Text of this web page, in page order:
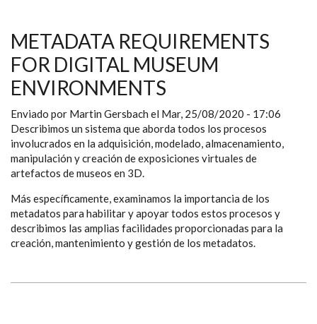
METADATA REQUIREMENTS
FOR DIGITAL MUSEUM
ENVIRONMENTS
Enviado por Martin Gersbach el Mar, 25/08/2020 - 17:06
Describimos un sistema que aborda todos los procesos
involucrados en la adquisición, modelado, almacenamiento,
manipulación y creación de exposiciones virtuales de
artefactos de museos en 3D.
Más específicamente, examinamos la importancia de los
metadatos para habilitar y apoyar todos estos procesos y
describimos las amplias facilidades proporcionadas para la
creación, mantenimiento y gestión de los metadatos.